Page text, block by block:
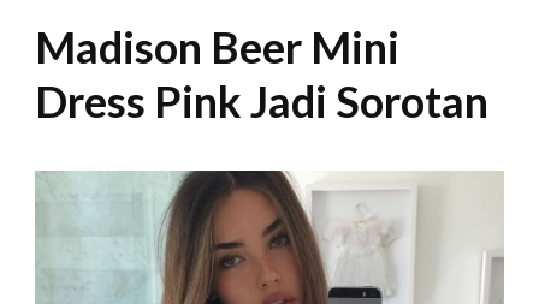
Madison Beer Mini
Dress Pink Jadi Sorotan